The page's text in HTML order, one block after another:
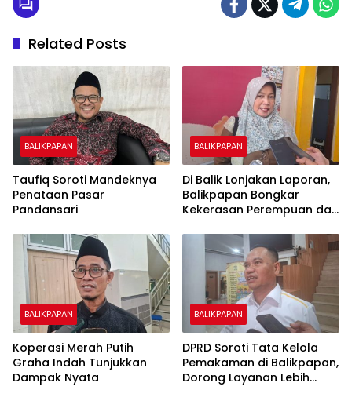
Related Posts
BALIKPAPAN
Taufiq Soroti Mandeknya
Penataan Pasar
Pandansari
BALIKPAPAN
Di Balik Lonjakan Laporan,
Balikpapan Bongkar
Kekerasan Perempuan dan
BALIKPAPAN
Koperasi Merah Putih
Graha Indah Tunjukkan
Dampak Nyata
BALIKPAPAN
DPRD Soroti Tata Kelola
Pemakaman di Balikpapan,
Dorong Layanan Lebih